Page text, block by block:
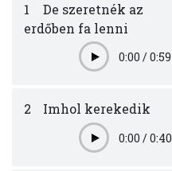
1
De szeretnék az
erdőben fa lenni
Play0:00 /0:59
2 Imhol kerekedik
Play0:00 /0:40